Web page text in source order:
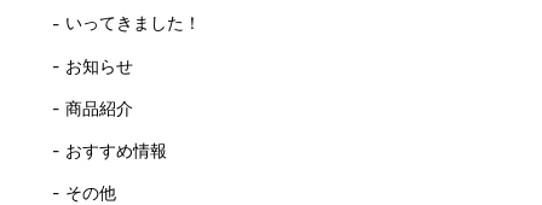
いってきました！
お知らせ
商品紹介
おすすめ情報
その他